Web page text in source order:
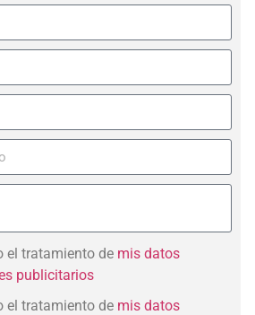
el tratamiento de mis datos
publicitarios
el tratamiento de mis datos